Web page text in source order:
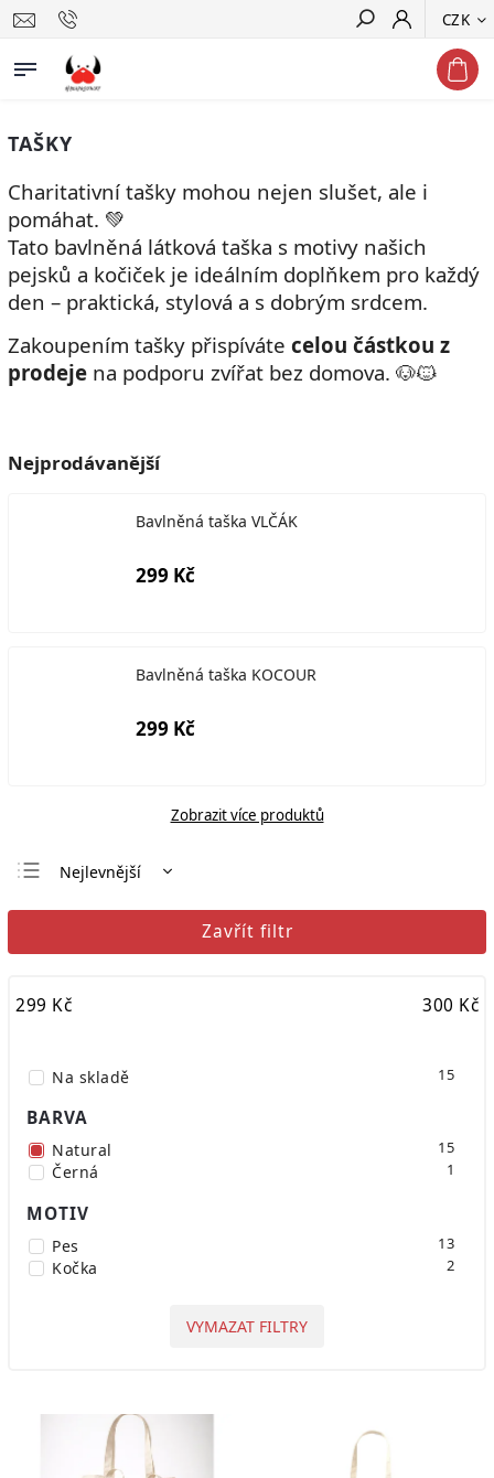
CZK
Hledat
TAŠKY
Charitativní tašky mohou nejen slušet, ale i
pomáhat. 💚
Tato bavlněná látková taška s motivy našich
pejsků a kočiček je ideálním doplňkem pro každý
den – praktická, stylová a s dobrým srdcem.
Zakoupením tašky přispíváte celou částkou z
prodeje na podporu zvířat bez domova. 🐶🐱
Nejprodávanější
Bavlněná taška VLČÁK
299 Kč
Bavlněná taška KOCOUR
299 Kč
Zobrazit více produktů
Nejlevnější
Nejdražší
Zavřít filtr
299 Kč 300 Kč
Na skladě 15
BARVA
Natural 15
Černá 1
MOTIV
Pes 13
Kočka 2
VYMAZAT FILTRY